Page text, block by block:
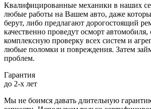
Квалифицированные механики в наших
любые работы на Вашем авто, даже
берут, либо предлагают дорогостоящий
качественно проведут осморт автомобиля,
комплексную проверку всех систем и
любые поломки и повреждения. Затем
проблем.
Гарантия
до 2-х лет
Мы не боимся давать длительную